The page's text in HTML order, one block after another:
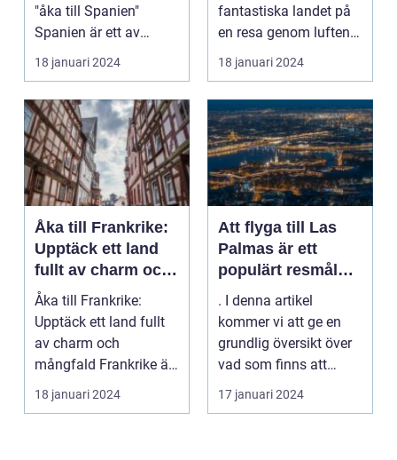
"åka till Spanien"
Spanien är ett av
Europas mest
populära ...
18 januari 2024
fantastiska landet på
en resa genom luften
Introduktion: Att flyg...
18 januari 2024
Åka till Frankrike:
Upptäck ett land
fullt av charm och
mångfald
Åka till Frankrike:
Upptäck ett land fullt
av charm och
mångfald Frankrike är
ett land som fasciner...
18 januari 2024
Att flyga till Las
Palmas är ett
populärt resmål
för många
resenärer, som
dras till de vackra
stränderna, det
och den
avslappnade
. I denna artikel
kommer vi att ge en
grundlig översikt över
vad som finns att
upptäcka när man
flyg...
17 januari 2024